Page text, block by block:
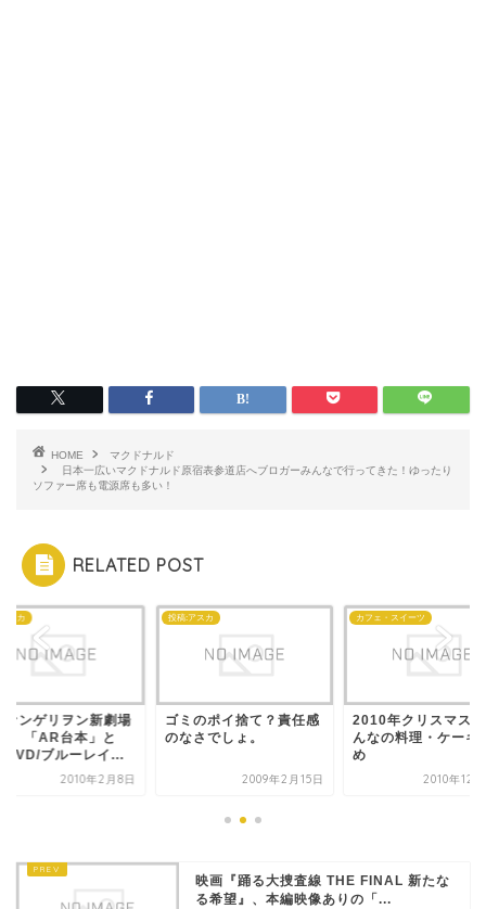
HOME
マクドナルド
日本一広いマクドナルド原宿表参道店へブロガーみんなで行ってきた！ゆったり
ソファー席も電源席も多い！
RELATED POST
スカ
ァンゲリヲン新劇場
、「AR台本」と
DVD/ブルーレイ...
2010年2月8日
投稿:アスカ
ゴミのポイ捨て？責任感
のなさでしょ。
2009年2月15日
カフェ・スイーツ
2010年クリスマス
んなの料理・ケーキ
め
2010年12
映画『踊る大捜査線 THE FINAL 新たな
る希望』、本編映像ありの「...